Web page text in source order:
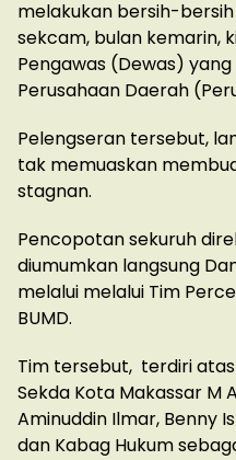
melakukan bersih-
sekcam, bulan kemarin,
Pengawas (Dewas)
Perusahaan Daerah
Pelengseran tersebut,
tak memuaskan
stagnan.
Pencopotan sekuruh
diumumkan langsung
melalui melalui Tim
BUMD.
Tim tersebut, terdiri
Sekda Kota Makassar M
Aminuddin Ilmar, Benny
dan Kabag Hukum